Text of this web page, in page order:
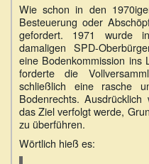
Wie schon in den
Besteuerung oder
gefordert. 1971 wurde
damaligen SPD-
eine Bodenkommission ins
forderte die
schließlich eine rasche
Bodenrechts.
das Ziel verfolgt werde,
zu überführen.
Wörtlich hieß es: